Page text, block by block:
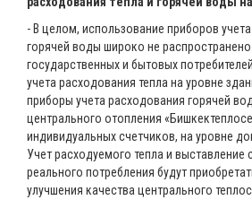
- В целом, использование приборов
горячей воды широко не
государственных и бытовых
учета расходования тепла на уровне
приборы учета расходования горячей
центрального отопления
индивидуальных счетчиков, на уровне
Учет расходуемого тепла и выставление
реального потребления будут
улучшения качества центрального